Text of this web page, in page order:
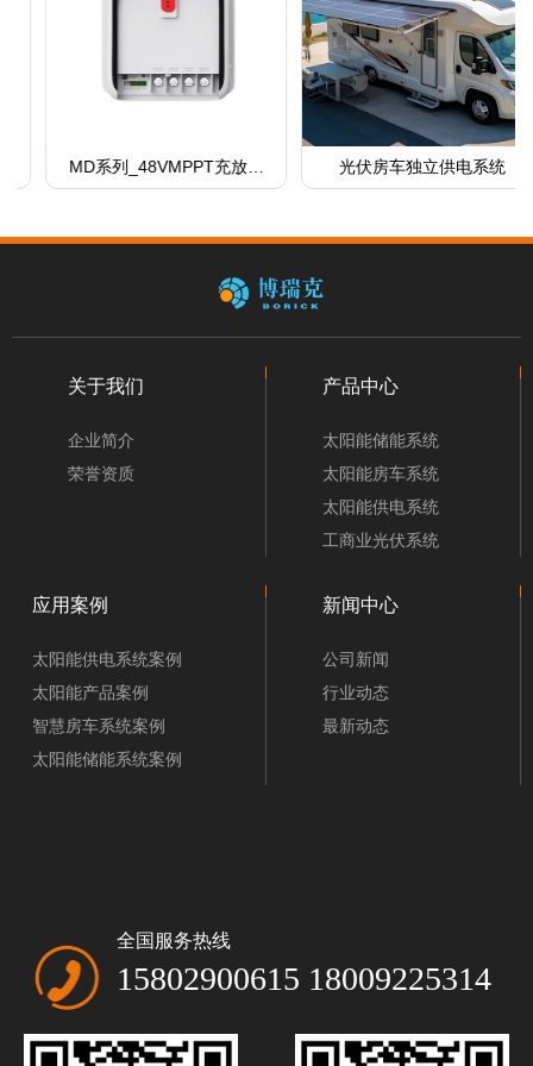
MD系列_48VMPPT充放电 光伏房车独立供电系统
关于我们
企业简介
荣誉资质
产品中心
太阳能储能系统
太阳能房车系统
太阳能供电系统
工商业光伏系统
应用案例
太阳能供电系统案例
太阳能产品案例
智慧房车系统案例
太阳能储能系统案例
新闻中心
公司新闻
行业动态
最新动态
全国服务热线
15802900615 18009225314